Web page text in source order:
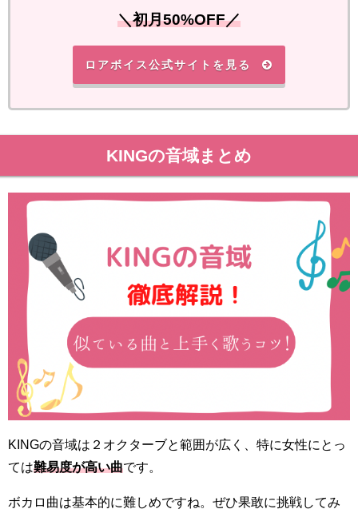
＼初月50%OFF／
ロアボイス公式サイトを見る
KINGの音域まとめ
KINGの音域は２オクターブと範囲が広く、特に女性にとっ
ては難易度が高い曲です。
ボカロ曲は基本的に難しめですね。ぜひ果敢に挑戦してみ